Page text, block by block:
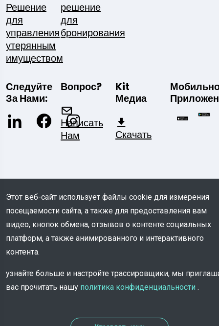
Решение
для
управления
утерянным
имуществом
решение
для
бронирования
Следуйте
За Нами:
Вопрос?
Написать
Нам
Kit
Медиа
Скачать
© COPYRIGHT 2026 - Все права защищены
TROOV
Этот веб-сайт использует файлы cookie для измерения
посещаемости сайта, а также для предоставления вам
видео, кнопок обмена, отзывов о контенте социальных
платформ, а также анимированного и интерактивного
контента.
узнайте больше и настройте трассировщики, мы
вас прочитать нашу политика конфиденциальности .